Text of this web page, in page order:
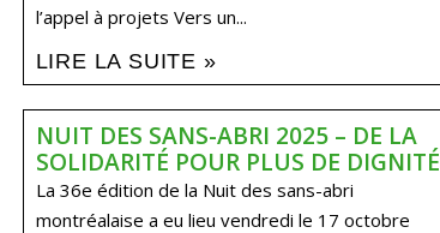
l’appel à projets Vers un...
LIRE LA SUITE »
NUIT DES SANS-ABRI 2025 – DE LA
SOLIDARITÉ POUR PLUS DE DIGNITÉ​
La 36e édition de la Nuit des sans-abri
montréalaise a eu lieu vendredi le 17 octobre